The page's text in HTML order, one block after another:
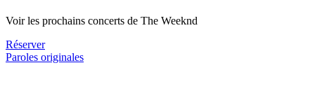
Voir les prochains concerts de The Weeknd
Réserver
Paroles originales